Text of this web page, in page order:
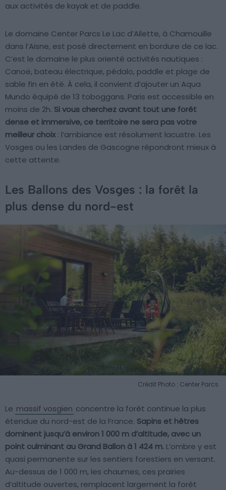
aux activités de kayak et de paddle.
Le domaine Center Parcs Le Lac d’Ailette, à Chamouille
dans l’Aisne, est posé directement en bordure de ce lac.
C’est le domaine le plus orienté activités nautiques :
Canoë, bateau électrique, pédalo, paddle et plage de
sable fin en été. À cela, il convient d’ajouter un Aqua
Mundo équipé de 13 toboggans. Paris est accessible en
moins de 2h. Si vous cherchez avant tout une forêt
dense et immersive, ce territoire ne sera pas votre
meilleur choix: l’ambiance est résolument lacustre. Les
Vosges ou les Landes de Gascogne répondront mieux à
cette attente.
Les Ballons des Vosges : la forêt la
plus dense du nord-est
Crédit Photo : Center Parcs
Le massif vosgien concentre la forêt continue la plus
étendue du nord-est de la France. Sapins et hêtres
dominent jusqu’à environ 1 000 m d’altitude, avec un
point culminant au Grand Ballon à 1 424 m. L’ombre y est
quasi permanente sur les sentiers forestiers en versant.
Au-dessus de 1 000 m, les chaumes, ces prairies
d’altitude ouvertes, remplacent largement la forêt